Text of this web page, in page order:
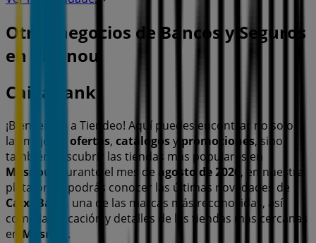
Otros negocios de Bancos y Seguros
en Masnou
CaixaBank
¡Bienvenido a Tiendeo! Aquí puedes encontrar no solo
las mejores ofertas, catálogosy promociones, sino
también descubrir las tiendas más populares en
Masnou
. Durante el mes de agosto de 2026 , en nuestra
plataforma podrás conocer las últimas novedades de
CaixaBank , una de las marcas más reconocidas, así
como la ubicación y detalles de las tiendas más cercanas
en Masnou .